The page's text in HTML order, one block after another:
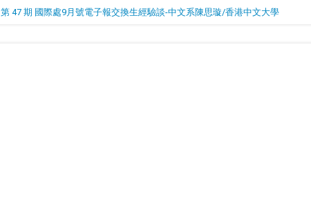
第 47 期 國際處9月號電子報交換生經驗談-中文系陳思璇/香港中文大學